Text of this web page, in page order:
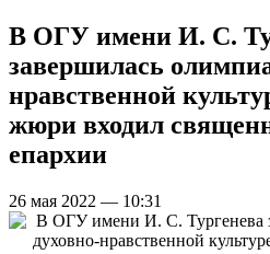
В ОГУ имени И. С.
завершилась
нравственной
жюри входил
епархии
26 мая 2022 — 10:31